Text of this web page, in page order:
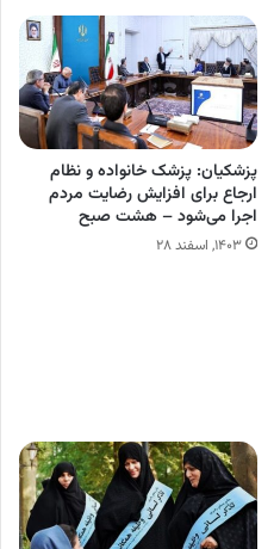
پزشکیان: پزشک خانواده و نظام
ارجاع برای افزایش رضایت مردم
اجرا می‌شود – هشت صبح
۱۴۰۳, اسفند ۲۸